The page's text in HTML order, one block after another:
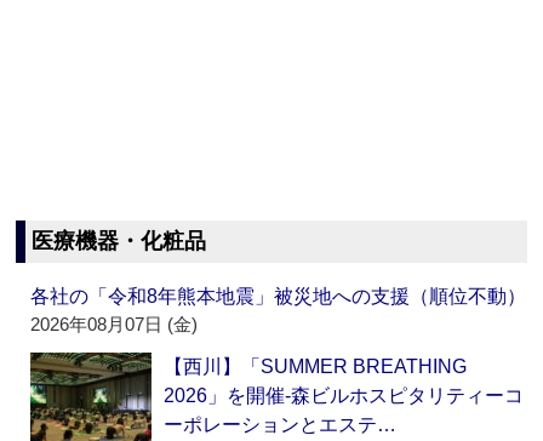
医療機器・化粧品
各社の「令和8年熊本地震」被災地への支援（順位不動）
2026年08月07日 (金)
【西川】「SUMMER BREATHING
2026」を開催‐森ビルホスピタリティーコ
ーポレーションとエステ…